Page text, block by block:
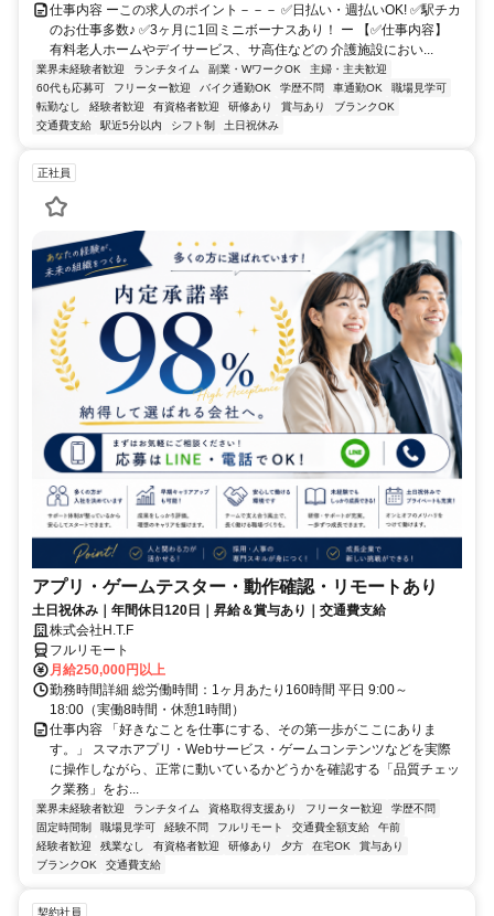
仕事内容 ーこの求人のポイント－－－ ✅日払い・週払いOK! ✅駅チカ
のお仕事多数♪ ✅3ヶ月に1回ミニボーナスあり！ ー 【✅仕事内容】
有料老人ホームやデイサービス、サ高住などの 介護施設におい...
業界未経験者歓迎 ランチタイム 副業・WワークOK
主婦・主夫歓迎
60代も応募可
フリーター歓迎 バイク通勤OK 学歴不問 車通勤OK
職場見学可
転勤なし
経験者歓迎 有資格者歓迎 研修あり 賞与あり
ブランクOK
交通費支給
駅近5分以内 シフト制 土日祝休み
正社員
アプリ・ゲームテスター・動作確認・リモートあり
土日祝休み｜年間休日120日｜昇給＆賞与あり｜交通費支給
株式会社H.T.F
フルリモート
月給250,000円以上
勤務時間詳細 総労働時間：1ヶ月あたり160時間 平日 9:00～
18:00（実働8時間・休憩1時間）
仕事内容 「好きなことを仕事にする、その第一歩がここにありま
す。」 スマホアプリ・Webサービス・ゲームコンテンツなどを実際
に操作しながら、正常に動いているかどうかを確認する「品質チェッ
ク業務」をお...
業界未経験者歓迎 ランチタイム 資格取得支援あり フリーター歓迎
学歴不問
固定時間制
職場見学可 経験不問 フルリモート 交通費全額支給
午前
経験者歓迎
残業なし 有資格者歓迎 研修あり 夕方 在宅OK
賞与あり
ブランクOK
交通費支給
契約社員